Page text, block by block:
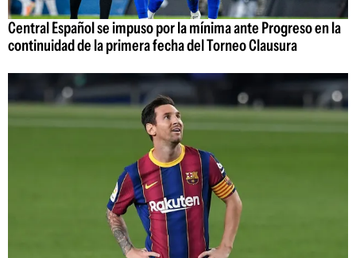
Central Español se impuso por la mínima ante Progreso en la
continuidad de la primera fecha del Torneo Clausura